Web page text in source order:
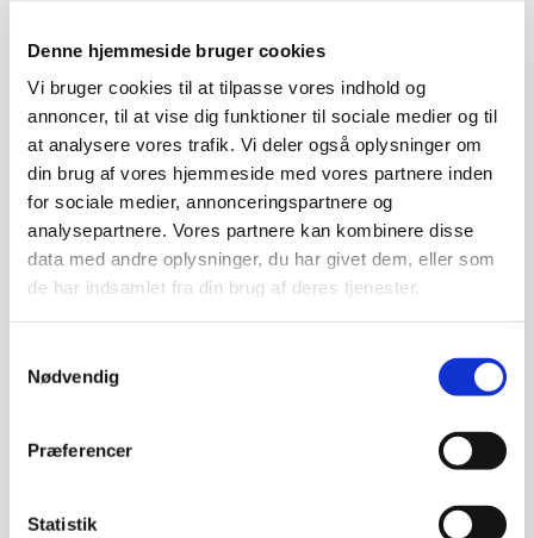
Denne hjemmeside bruger cookies
Vi bruger cookies til at tilpasse vores indhold og
annoncer, til at vise dig funktioner til sociale medier og til
at analysere vores trafik. Vi deler også oplysninger om
din brug af vores hjemmeside med vores partnere inden
for sociale medier, annonceringspartnere og
analysepartnere. Vores partnere kan kombinere disse
data med andre oplysninger, du har givet dem, eller som
de har indsamlet fra din brug af deres tjenester.
Nødvendig
Præferencer
Statistik
skal vi lære hvad det vil sige at være næstekærlig, at
kæmpe og tro på det gode og at Gud og kærligheden
kan findes selv de mørkeste steder.
Man kan ankomme i krypten fra kl. 16.00 og fra kl. 16.45
spiser vi aftensmad sammen.
Vi mødes kl. 17.30 i kirken til en børnevenlig
gudstjeneste.
Gudstjenesten er tilrettelagt børn i alderen 2-6 år og
Der er ingen tilmelding - bare møde op